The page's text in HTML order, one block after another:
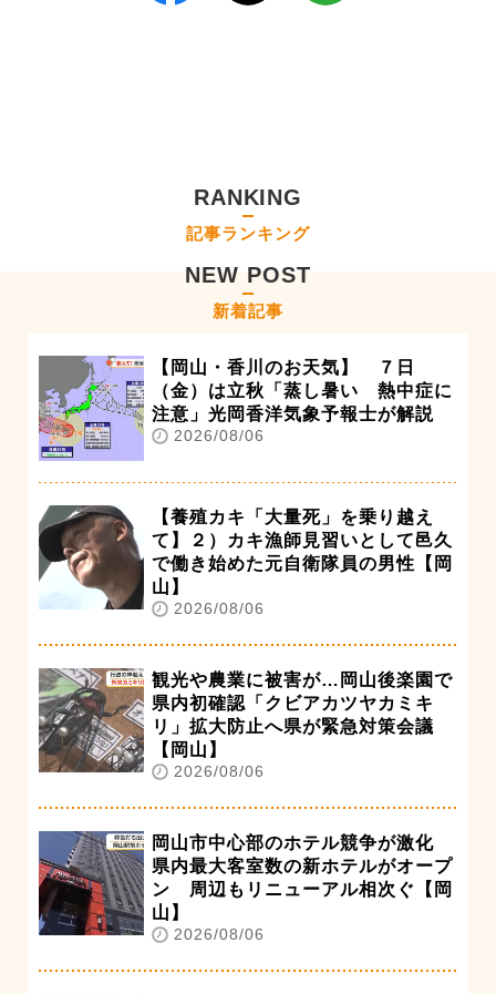
RANKING
記事ランキング
NEW POST
新着記事
【岡山・香川のお天気】 ７日
（金）は立秋「蒸し暑い 熱中症に
注意」光岡香洋気象予報士が解説
2026/08/06
【養殖カキ「大量死」を乗り越え
て】２）カキ漁師見習いとして邑久
で働き始めた元自衛隊員の男性【岡
山】
2026/08/06
観光や農業に被害が…岡山後楽園で
県内初確認「クビアカツヤカミキ
リ」拡大防止へ県が緊急対策会議
【岡山】
2026/08/06
岡山市中心部のホテル競争が激化
県内最大客室数の新ホテルがオープ
ン 周辺もリニューアル相次ぐ【岡
山】
2026/08/06